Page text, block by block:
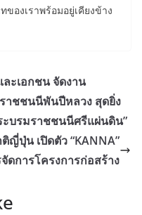
องเราพร้อมอยู่เคียงข้าง
ะเอกชน จัดงาน
าชชนนีพันปีหลวง สุดยิ่ง
บรมราชชนนีศรีแผ่นดิน”
ปุ่น เปิดตัว “KANNA”
ดการโครงการก่อสร้าง